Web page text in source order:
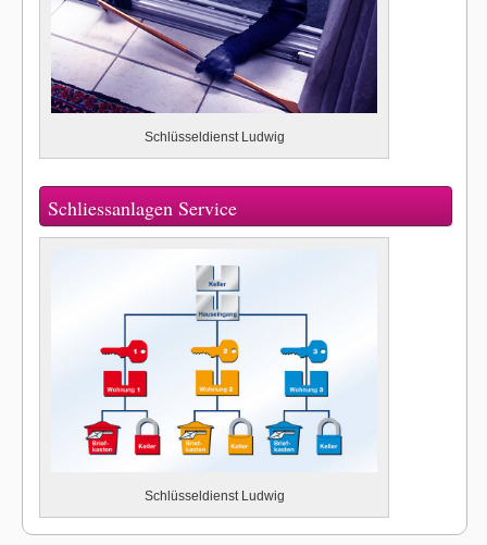
Schlüsseldienst Ludwig
Schliessanlagen Service
Schlüsseldienst Ludwig